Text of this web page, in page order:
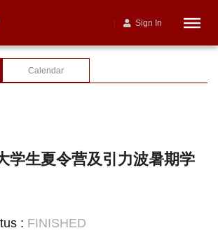
Sign In
Calendar
学生夏令营及引力波暑期学
: FINISHED